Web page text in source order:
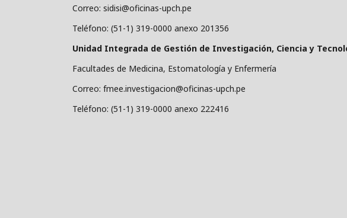
Correo: sidisi@oficinas-upch.pe
Teléfono: (51-1) 319-0000 anexo 201356
Unidad Integrada de Gestión de Investigación, Ciencia y
Facultades de Medicina, Estomatología y Enfermería
Correo: fmee.investigacion@oficinas-upch.pe
Teléfono: (51-1) 319-0000 anexo 222416